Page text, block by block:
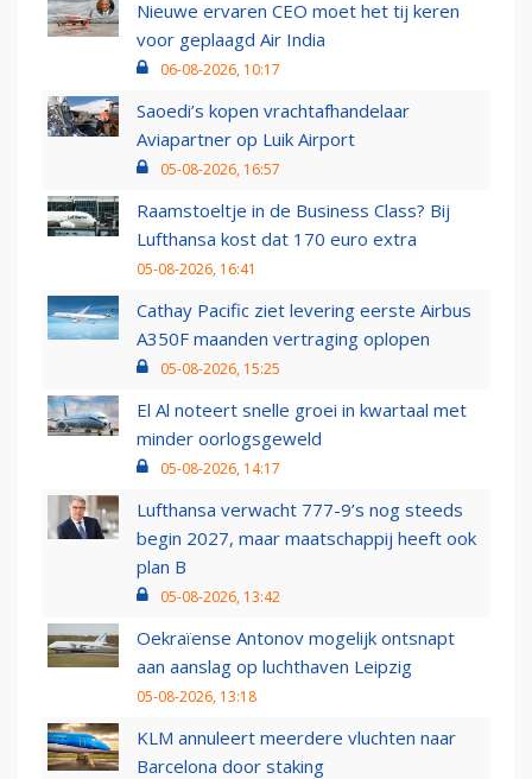
Nieuwe ervaren CEO moet het tij keren
voor geplaagd Air India
06-08-2026, 10:17
Saoedi’s kopen vrachtafhandelaar
Aviapartner op Luik Airport
05-08-2026, 16:57
Raamstoeltje in de Business Class? Bij
Lufthansa kost dat 170 euro extra
05-08-2026, 16:41
Cathay Pacific ziet levering eerste Airbus
A350F maanden vertraging oplopen
05-08-2026, 15:25
El Al noteert snelle groei in kwartaal met
minder oorlogsgeweld
05-08-2026, 14:17
Lufthansa verwacht 777-9’s nog steeds
begin 2027, maar maatschappij heeft ook
plan B
05-08-2026, 13:42
Oekraïense Antonov mogelijk ontsnapt
aan aanslag op luchthaven Leipzig
05-08-2026, 13:18
KLM annuleert meerdere vluchten naar
Barcelona door staking